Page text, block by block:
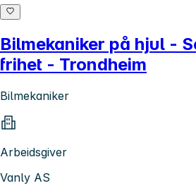
Bilmekaniker på hjul -
frihet - Trondheim
Bilmekaniker
Arbeidsgiver
Vanly AS